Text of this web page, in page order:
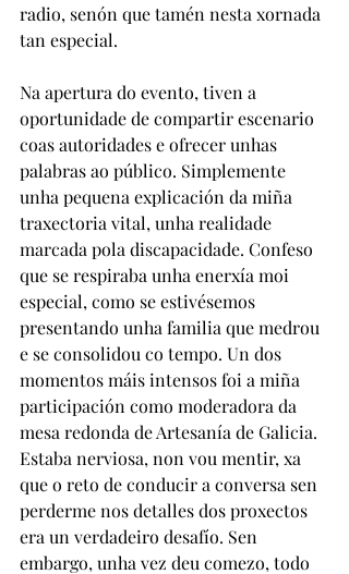
radio, senón que tamén nesta xornada
tan especial.
Na apertura do evento, tiven a
oportunidade de compartir escenario
coas autoridades e ofrecer unhas
palabras ao público. Simplemente
unha pequena explicación da miña
traxectoria vital, unha realidade
marcada pola discapacidade. Confeso
que se respiraba unha enerxía moi
especial, como se estivésemos
presentando unha familia que medrou
e se consolidou co tempo. Un dos
momentos máis intensos foi a miña
participación como moderadora da
mesa redonda de Artesanía de Galicia.
Estaba nerviosa, non vou mentir, xa
que o reto de conducir a conversa sen
perderme nos detalles dos proxectos
era un verdadeiro desafío. Sen
embargo, unha vez deu comezo, todo